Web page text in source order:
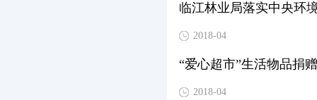
临江林业局落实中央环
2018-04
“爱心超市”生活物品捐
2018-04